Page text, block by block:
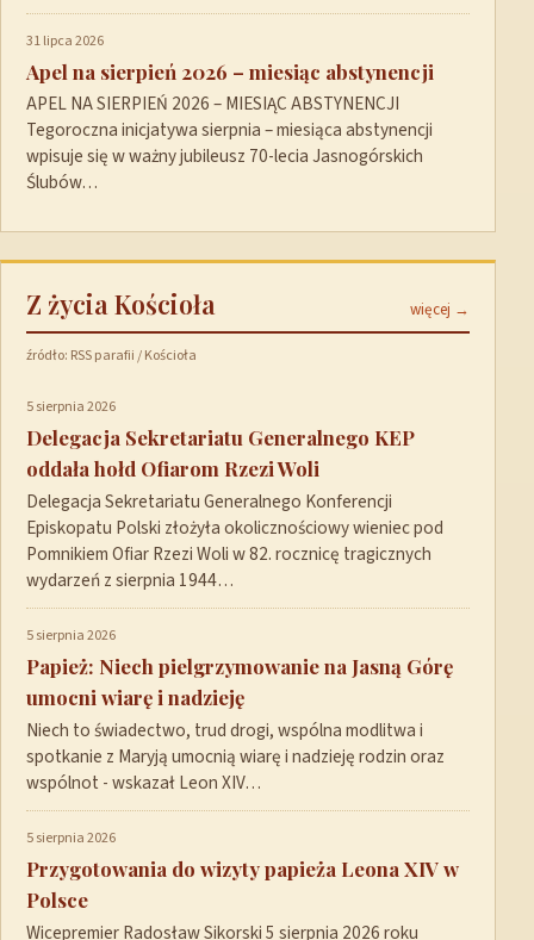
31 lipca 2026
Apel na sierpień 2026 – miesiąc abstynencji
APEL NA SIERPIEŃ 2026 – MIESIĄC ABSTYNENCJI
Tegoroczna inicjatywa sierpnia – miesiąca abstynencji
wpisuje się w ważny jubileusz 70-lecia Jasnogórskich
Ślubów…
Z życia Kościoła więcej →
źródło: RSS parafii / Kościoła
5 sierpnia 2026
Delegacja Sekretariatu Generalnego KEP
oddała hołd Ofiarom Rzezi Woli
Delegacja Sekretariatu Generalnego Konferencji
Episkopatu Polski złożyła okolicznościowy wieniec pod
Pomnikiem Ofiar Rzezi Woli w 82. rocznicę tragicznych
wydarzeń z sierpnia 1944…
5 sierpnia 2026
Papież: Niech pielgrzymowanie na Jasną Górę
umocni wiarę i nadzieję
Niech to świadectwo, trud drogi, wspólna modlitwa i
spotkanie z Maryją umocnią wiarę i nadzieję rodzin oraz
wspólnot - wskazał Leon XIV…
5 sierpnia 2026
Przygotowania do wizyty papieża Leona XIV w
Polsce
Wicepremier Radosław Sikorski 5 sierpnia 2026 roku